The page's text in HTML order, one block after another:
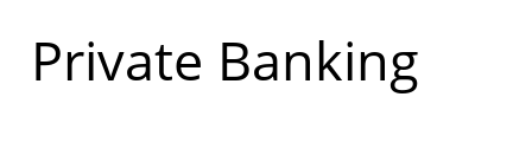
Læs
mere
Private Banking